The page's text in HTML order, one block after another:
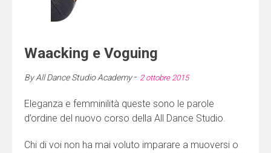
Waacking e Voguing
ByAll Dance Studio Academy- 2 ottobre 2015
Eleganza e femminilità queste sono le parole
d’ordine del nuovo corso della All Dance Studio.
Chi di voi non ha mai voluto imparare a muoversi o